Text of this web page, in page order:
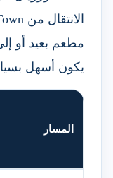
مطعم بعيد أو
يكون أسهل
المسار